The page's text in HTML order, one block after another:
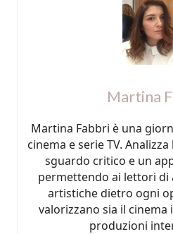
Martina
Martina Fabbri è una
cinema e serie TV.
sguardo critico e un
permettendo ai lettori di
artistiche dietro ogni
valorizzano sia il cinema
produzioni